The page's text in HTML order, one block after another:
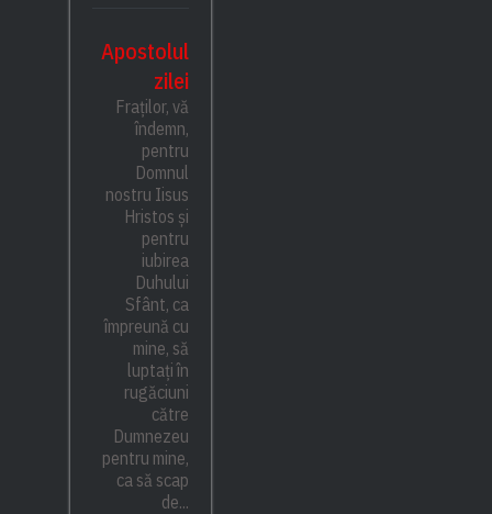
Apostolul
zilei
Fraților, vă
îndemn,
pentru
Domnul
nostru Iisus
Hristos și
pentru
iubirea
Duhului
Sfânt, ca
împreună cu
mine, să
luptați în
rugăciuni
către
Dumnezeu
pentru mine,
ca să scap
de...